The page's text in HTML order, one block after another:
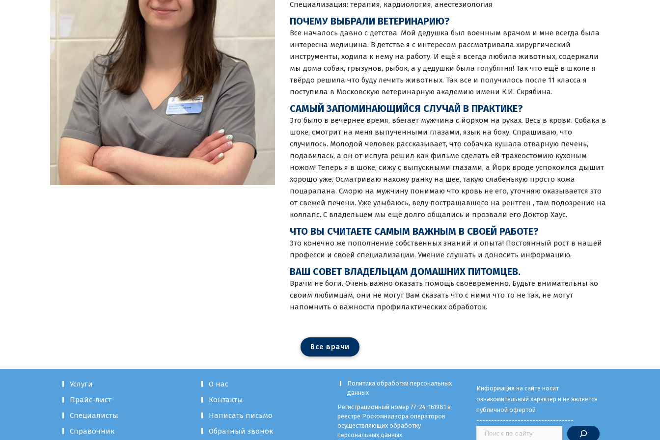
Специализация: терапия, кардиология, анестезиология
ПОЧЕМУ ВЫБРАЛИ ВЕТЕРИНАРИЮ?
Все началось давно с детства. Мой дедушка был военным врачом и мне всегда была
интересна медицина. В детстве я с интересом рассматривала хирургический
инструменты, ходила к нему на работу. И ещё я всегда любила животных, содержали
мы дома собак, грызунов, рыбок, а у дедушки была голубятня! Так что ещё в школе я
твёрдо решила что буду лечить животных. Так все и получилось после 11 класса я
поступила в Московскую ветеринарную академию имени К.И. Скрябина.
САМЫЙ ЗАПОМИНАЮЩИЙСЯ СЛУЧАЙ В ПРАКТИКЕ?
Это было в вечернее время, вбегает мужчина с йорком на руках. Весь в крови. Собака в
шоке, смотрит на меня выпученными глазами, язык на боку. Спрашиваю, что
случилось. Молодой человек рассказывает, что собачка кушала отварную печень,
подавилась, а он от испуга решил как фильме сделать ей трахеостомию кухоным
ножом! Теперь я в шоке, сижу с выпускными глазами, а Йорк вроде успокоился дышит
хорошо уже. Осматриваю нахожу ранку на шее, такую слабенькую просто кожа
поцарапана. Сморю на мужчину понимаю что кровь не его, уточняю оказывается это
от свежей печени. Уже улыбаюсь, веду постращавшего на рентген , там подозрение на
коллапс. С владельцем мы ещё долго общались и прозвали его Доктор Хаус.
ЧТО ВЫ СЧИТАЕТЕ САМЫМ ВАЖНЫМ В СВОЕЙ РАБОТЕ?
Это конечно же пополнение собственных знаний и опыта! Постоянный рост в нашей
професси и своей специализации. Умение слушать и доносить информацию.
ВАШ СОВЕТ ВЛАДЕЛЬЦАМ ДОМАШНИХ ПИТОМЦЕВ.
Врачи не боги. Очень важно оказать помощь своевременно. Будьте внимательны ко
своим любимцам, они не могут Вам сказать что с ними что то не так, не могут
напомнить о важности профилактических обработок.
Все врачи
Услуги
Прайс-лист
Специалисты
Справочник
О нас
Контакты
Написать письмо
Обратный звонок
Политика обработки персональных
данных
Регистрационный номер 77-24-161981 в
реестре Роскомнадзора операторов
осуществляющих обработку
персональных данных
Информация на сайте носит
ознакомительный характер и не является
публичной офертой
---------------------------------